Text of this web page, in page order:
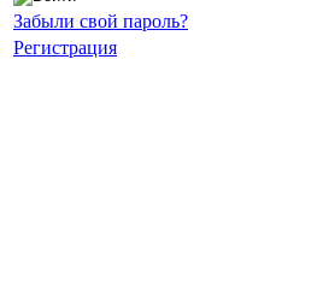
Забыли свой пароль?
Регистрация